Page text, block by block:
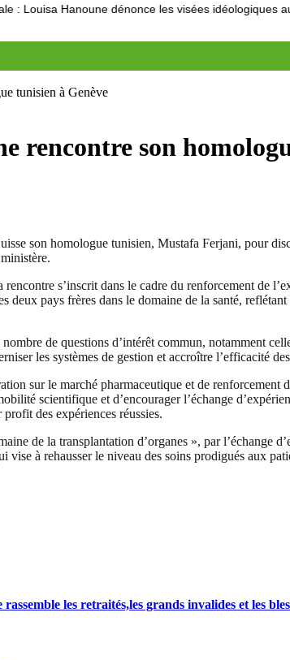
dénonce les visées idéologiques au dépend du
tunisien à Genève
rencontre son
son homologue tunisien, Mustafa Ferjani, pour
s’inscrit dans le cadre du renforcement de
deux pays frères dans le domaine de la santé,
de questions d’intérêt commun, notamment
les systèmes de gestion et accroître l’efficacité
sur le marché pharmaceutique et de
scientifique et d’encourager l’échange
des expériences réussies.
de la transplantation d’organes », par l’échange
à rehausser le niveau des soins prodigués aux
les retraités,les grands invalides et les